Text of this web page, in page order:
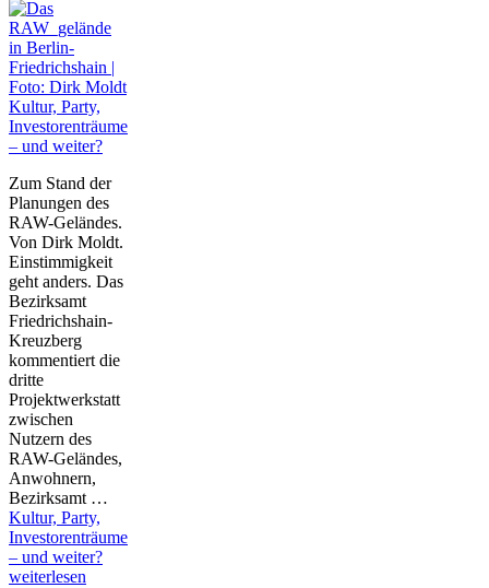
Kultur, Party,
Investorenträume
– und weiter?
Zum Stand der
Planungen des
RAW-Geländes.
Von Dirk Moldt.
Einstimmigkeit
geht anders. Das
Bezirksamt
Friedrichshain-
Kreuzberg
kommentiert die
dritte
Projektwerkstatt
zwischen
Nutzern des
RAW-Geländes,
Anwohnern,
Bezirksamt …
Kultur, Party,
Investorenträume
– und weiter?
weiterlesen